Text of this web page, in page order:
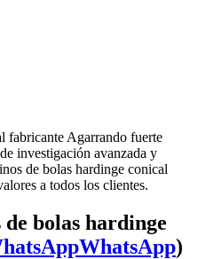
fabricante Agarrando fuerte
investigación avanzada y
de bolas hardinge conical
a todos los clientes.
bolas hardinge
WhatsApp)